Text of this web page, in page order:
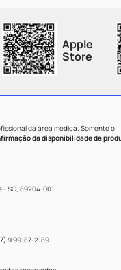
Apple
Store
da área médica. Somente o
da disponibilidade de
- SC, 89204-001
9 99187-2189